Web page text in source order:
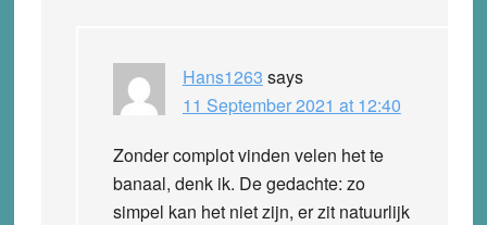
Hans1263 says
11 September 2021 at 12:40
Zonder complot vinden velen het te
banaal, denk ik. De gedachte: zo
simpel kan het niet zijn, er zit natuurlijk